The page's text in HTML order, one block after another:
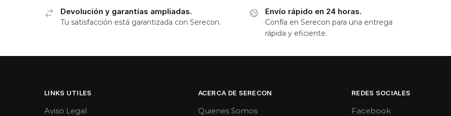
Devolución y garantías ampliadas.
Tu satisfacción está garantizada con Serecon.
Envío rápido en 24 horas.
Confía en Serecon para una entrega
rápida y eficiente.
LINKS UTILES
Aviso Legal
ACERCA DE SERECON
Quienes Somos
REDES SOCIALES
Facebook